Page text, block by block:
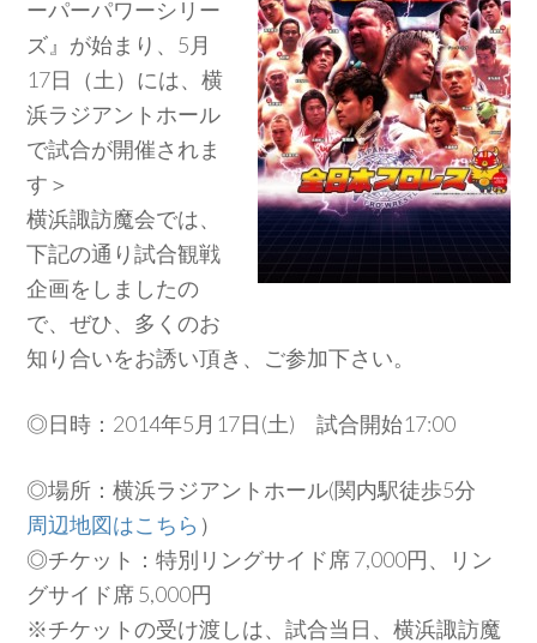
ーパーパワーシリー
ズ』が始まり、5月
17日（土）には、横
浜ラジアントホール
で試合が開催されま
す＞
横浜諏訪魔会では、
下記の通り試合観戦
企画をしましたの
で、ぜひ、多くのお
知り合いをお誘い頂き、ご参加下さい。
◎日時：2014年5月17日(土) 試合開始17:00
◎場所：横浜ラジアントホール(関内駅徒歩5分
周辺地図はこちら ）
◎チケット：特別リングサイド席 7,000円、リン
グサイド席 5,000円
※チケットの受け渡しは、試合当日、横浜諏訪魔